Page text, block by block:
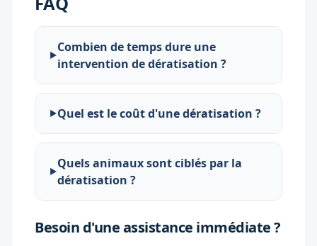
Combien de temps dure une
intervention de dératisation ?
Quel est le coût d'une dératisation ?
Quels animaux sont ciblés par la
dératisation ?
Besoin d'une assistance immédiate ?